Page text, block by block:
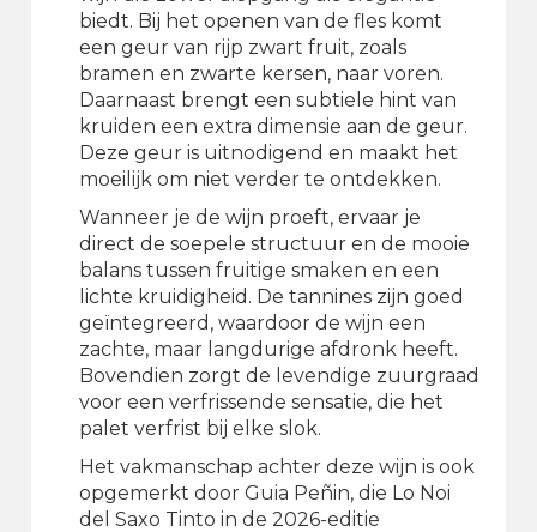
biedt. Bij het openen van de fles komt
een geur van rijp zwart fruit, zoals
bramen en zwarte kersen, naar voren.
Daarnaast brengt een subtiele hint van
kruiden een extra dimensie aan de geur.
Deze geur is uitnodigend en maakt het
moeilijk om niet verder te ontdekken.
Wanneer je de wijn proeft, ervaar je
direct de soepele structuur en de mooie
balans tussen fruitige smaken en een
lichte kruidigheid. De tannines zijn goed
geïntegreerd, waardoor de wijn een
zachte, maar langdurige afdronk heeft.
Bovendien zorgt de levendige zuurgraad
voor een verfrissende sensatie, die het
palet verfrist bij elke slok.
Het vakmanschap achter deze wijn is ook
opgemerkt door Guia Peñin, die Lo Noi
del Saxo Tinto in de 2026-editie